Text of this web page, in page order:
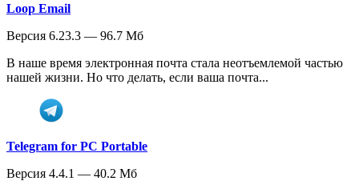
Loop Email
Версия 6.23.3 — 96.7 Мб
В наше время электронная почта стала неотъемлемой частью
нашей жизни. Но что делать, если ваша почта...
Telegram for PC Portable
Версия 4.4.1 — 40.2 Мб